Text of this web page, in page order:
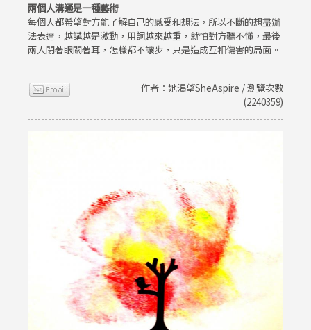
兩個人溝通是一種藝術
每個人都希望對方能了解自己的感受和想法，所以不斷的想盡辦
法表達，越講越是激動，用詞越來越重，就怕對方聽不懂，最後
兩人閉著眼關著耳，怎樣都不讓步，只是造成互相傷害的局面。
作者：她渴望SheAspire / 瀏覽次數
(2240359)